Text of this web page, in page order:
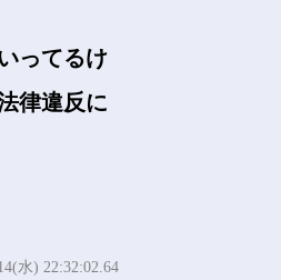
ってるけ
律違反に
水) 22:32:02.64